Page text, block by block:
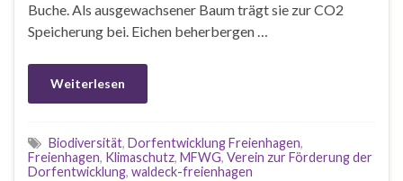
Buche. Als ausgewachsener Baum trägt sie zur CO2
Speicherung bei. Eichen beherbergen …
Weiterlesen
Biodiversität, Dorfentwicklung Freienhagen,
Freienhagen, Klimaschutz, MFWG, Verein zur Förderung der
Dorfentwicklung, waldeck-freienhagen